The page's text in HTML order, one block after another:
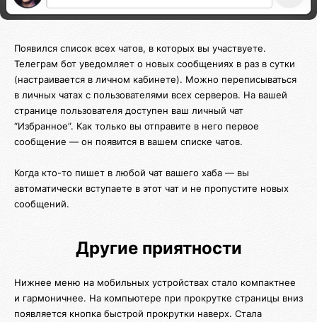
Появился список всех чатов, в которых вы участвуете.
Телеграм бот уведомляет о новых сообщениях в раз в сутки
(настраивается в личном кабинете). Можно переписываться
в личных чатах с пользователями всех серверов. На вашей
странице пользователя доступен ваш личный чат
“Избранное”. Как только вы отправите в него первое
сообщение — он появится в вашем списке чатов.
Когда кто-то пишет в любой чат вашего хаба — вы
автоматически вступаете в этот чат и не пропустите новых
сообщений.
Другие приятности
Нижнее меню на мобильных устройствах стало компактнее
и гармоничнее. На компьютере при прокрутке страницы вниз
появляется кнопка быстрой прокрутки наверх. Стала